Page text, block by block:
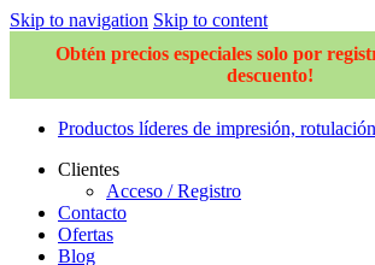
Skip to navigation Skip to content
Obtén precios especiales solo por
descuento!
Productos líderes de impresión,
Clientes
Acceso / Registro
Contacto
Ofertas
Blog